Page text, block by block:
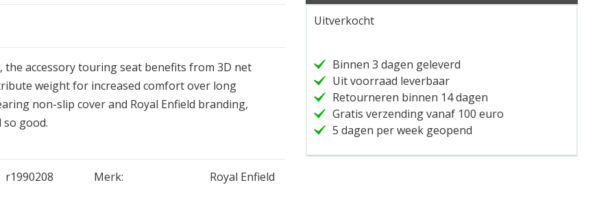
the accessory touring seat benefits from 3D net
weight for increased comfort over long
non-slip cover and Royal Enfield branding,
good.
r1990208 Merk: Royal Enfield
Uitverkocht
Binnen 3 dagen geleverd
Uit voorraad leverbaar
Retourneren binnen 14 dagen
Gratis verzending vanaf 100 euro
5 dagen per week geopend